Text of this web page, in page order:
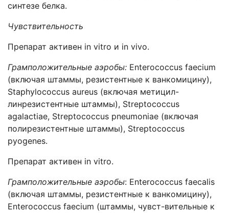
синтезе белка.
Чувствительность
Препарат активен in vitro и in vivo.
Грамположительные аэробы: Enterococcus faecium
(включая штаммы, резистентные к ванкомицину),
Staphylococcus aureus (включая метицил-
линрезистентные штаммы), Streptococcus
agalactiae, Streptococcus pneumoniae (включая
полирезистентные штаммы), Streptococcus
pyogenes.
Препарат активен in vitro.
Грамположительные аэробы: Enterococcus faecalis
(включая штаммы, резистентные к ванкомицину),
Enterococcus faecium (штаммы, чувст-вительные к